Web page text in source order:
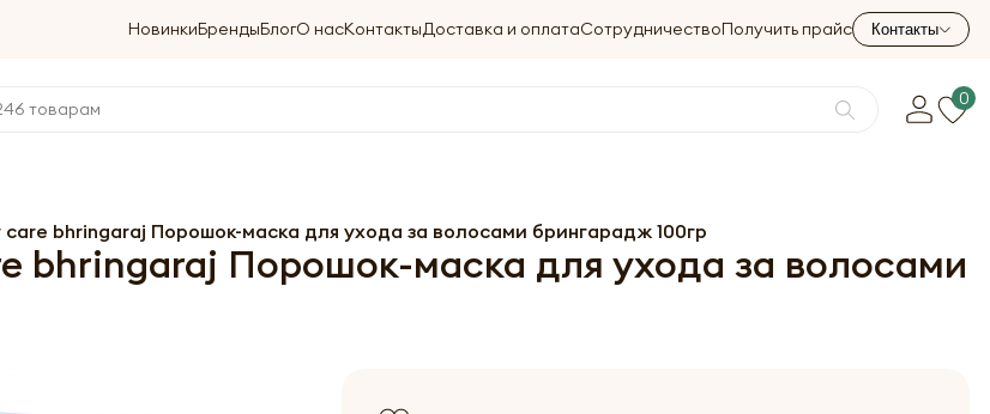
НовинкиБрендыБлогО насКонтактыДоставка и оплатаСотрудничествоПолучить прайс Контакты
0
bhringaraj Порошок-маска для ухода за волосами брингарадж 100гр
bhringaraj Порошок-маска для ухода за волосами